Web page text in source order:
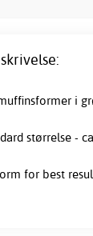
i
størrelse -
for best